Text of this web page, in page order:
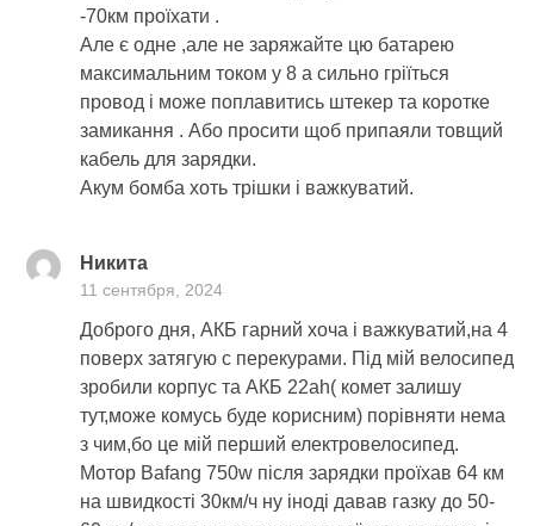
-70км проїхати .
Але є одне ,але не заряжайте цю батарею
максимальним током у 8 а сильно гріїться
провод і може поплавитись штекер та коротке
замикання . Або просити щоб припаяли товщий
кабель для зарядки.
Акум бомба хоть трішки і важкуватий.
Никита
11 сентября, 2024
Доброго дня, АКБ гарний хоча і важкуватий,на 4
поверх затягую с перекурами. Під мій велосипед
зробили корпус та АКБ 22ah( комет залишу
тут,може комусь буде корисним) порівняти нема
з чим,бо це мій перший електровелосипед.
Мотор Bafang 750w після зарядки проїхав 64 км
на швидкості 30км/ч ну іноді давав газку до 50-